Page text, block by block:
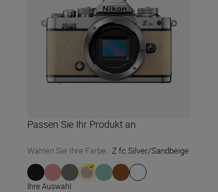
Passen Sie Ihr Produkt an
Wählen Sie Ihre Farbe.: Z fc Silver/Sandbeige
Ihre Auswahl